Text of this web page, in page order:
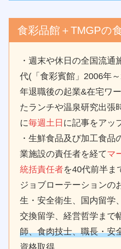
食彩品館＋TMGPの
・週末や休日の全国流通
代(「食彩賓館」2006年
年退職後の起業&在宅ワ
たランチや温泉研究出張
に毎週土日 に記事をアッ
・生鮮食品及び加工食品
業施設の責任者を経てマ
統括責任者を40代前半ま
ジョブローテーションの
生・安全衛生、国内留学
交換留学、経営哲学まで
師、食肉技士、職長・安
資格取得。